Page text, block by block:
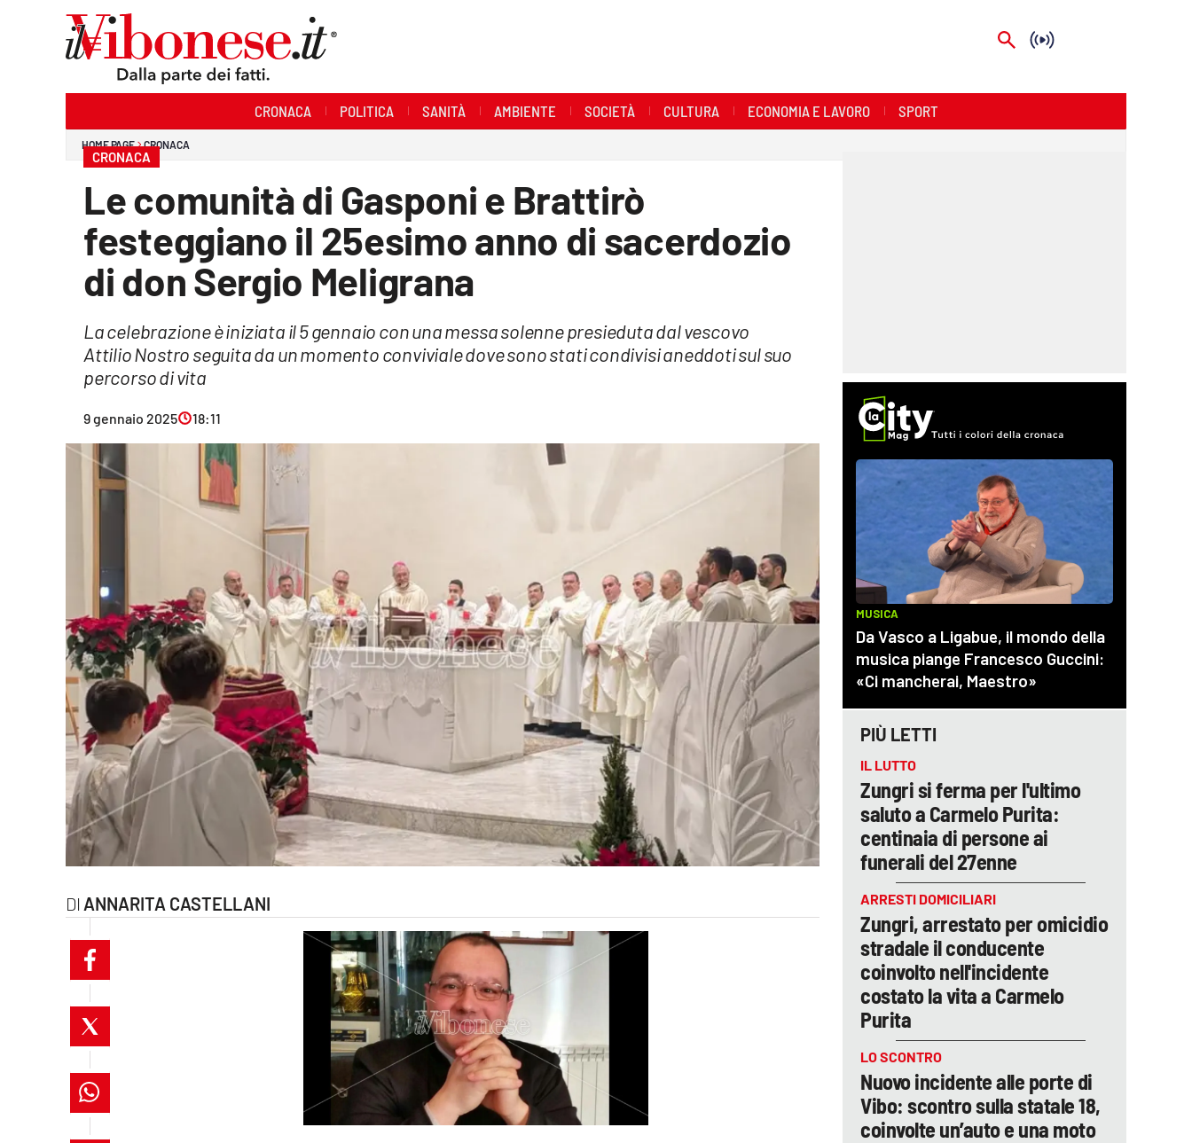
cosenzachannel.it
catanzarochannel.it
lacapitalenews.it
CRONACA POLITICA SANITÀ AMBIENTE SOCIETÀ CULTURA ECONOMIA E LAVORO SPORT
HOME PAGE CRONACA
CRONACA
Le comunità di Gasponi e Brattirò
festeggiano il 25esimo anno di sacerdozio
di don Sergio Meligrana
La celebrazione è iniziata il 5 gennaio con una messa solenne presieduta dal vescovo
Attilio Nostro seguita da un momento conviviale dove sono stati condivisi aneddoti sul suo
percorso di vita
9 gennaio 2025 18:11
ANNARITA CASTELLANI
PIÙ LETTI
IL LUTTO
Zungri si ferma per l'ultimo
saluto a Carmelo Purita:
centinaia di persone ai
funerali del 27enne
ARRESTI DOMICILIARI
Zungri, arrestato per omicidio
stradale il conducente
coinvolto nell'incidente
costato la vita a Carmelo
Purita
LO SCONTRO
Nuovo incidente alle porte di
Vibo: scontro sulla statale 18,
coinvolte un’auto e una moto